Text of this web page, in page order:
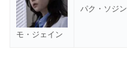
モ・ジェイン
パク・ソジン